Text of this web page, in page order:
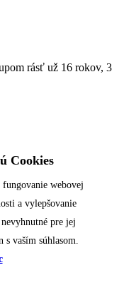
rásť už 16 rokov, 3
Cookies
fungovanie webovej
a vylepšovanie
pre jej
s vaším súhlasom.